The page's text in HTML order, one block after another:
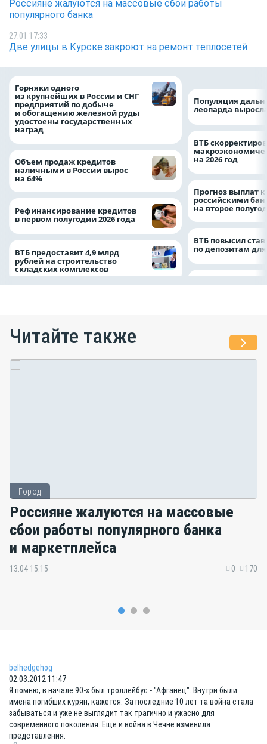
Россияне жалуются на массовые сбои работы
популярного банка
27.01 17:33
Две улицы в Курске закроют на ремонт теплосетей
Горняки одного
из крупнейших в России и СНГ
предприятий по добыче
и обогащению железной руды
удостоены государственных
наград
Объем продаж кредитов
наличными в России вырос
на 64%
Рефинансирование кредитов
в первом полугодии 2026 года
ВТБ предоставит 4,9 млрд
рублей на строительство
складских комплексов
Популяция
леопарда
ВТБ
на 2026 год
Прогноз выплат
российскими
на второе
ВТБ повысил
по депозитам
Читайте также
Город
Россияне жалуются на массовые
сбои работы популярного банка
и маркетплейса
13.04 15:15 0 170
belhedgehog
02.03.2012 11:47
Я помню, в начале 90-х был троллейбус - "Афганец". Внутри были
имена погибших курян, кажется. За последние 10 лет та война стала
забываться и уже не выглядит так трагично и ужасно для
современного поколения. Еще и война в Чечне изменила
представления.